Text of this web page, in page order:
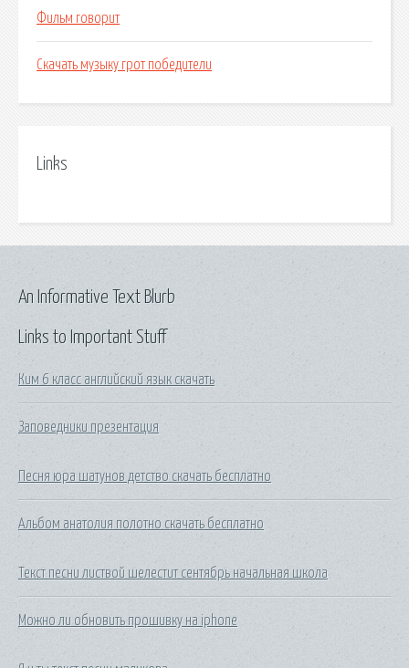
Фильм говорит
Скачать музыку грот победители
Links
Links to Important Stuff
Ким 6 класс английский язык скачать
Заповедники презентация
Песня юра шатунов детство скачать бесплатно
Альбом анатолия полотно скачать бесплатно
Текст песни листвой шелестит сентябрь начальная школа
Можно ли обновить прошивку на iphone
An Informative Text Blurb